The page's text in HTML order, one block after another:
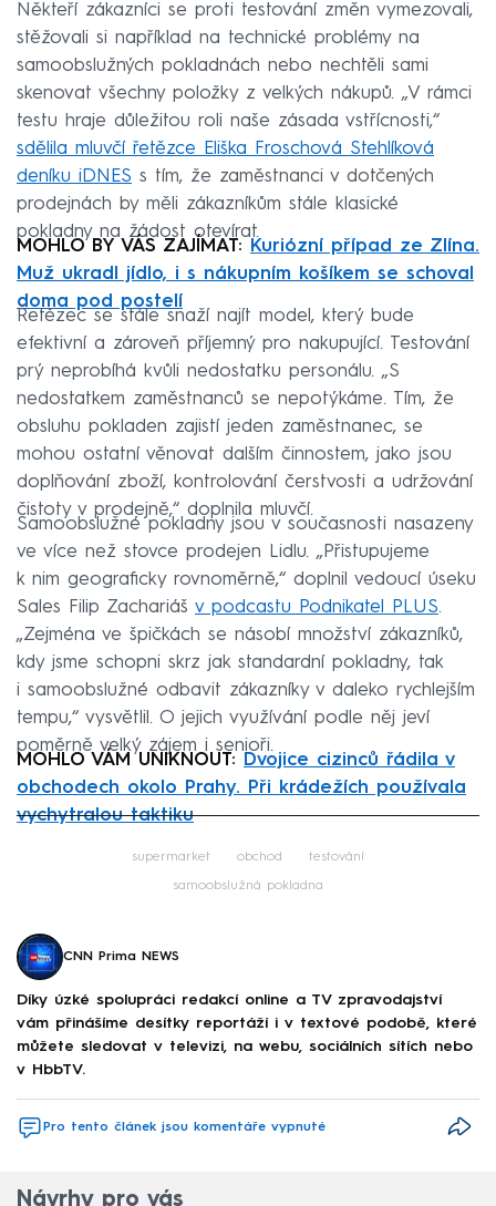
Někteří zákazníci se proti testování změn vymezovali,
stěžovali si například na technické problémy na
samoobslužných pokladnách nebo nechtěli sami
skenovat všechny položky z velkých nákupů. „V rámci
testu hraje důležitou roli naše zásada vstřícnosti,“
sdělila mluvčí řetězce Eliška Froschová Stehlíková
deníku iDNES s tím, že zaměstnanci v dotčených
prodejnách by měli zákazníkům stále klasické
pokladny na žádost otevírat.
MOHLO BY VÁS ZAJÍMAT: Kuriózní případ ze Zlína.
Muž ukradl jídlo, i s nákupním košíkem se schoval
doma pod postelí
Řetězec se stále snaží najít model, který bude
efektivní a zároveň příjemný pro nakupující. Testování
prý neprobíhá kvůli nedostatku personálu. „S
nedostatkem zaměstnanců se nepotýkáme. Tím, že
obsluhu pokladen zajistí jeden zaměstnanec, se
mohou ostatní věnovat dalším činnostem, jako jsou
doplňování zboží, kontrolování čerstvosti a udržování
čistoty v prodejně,“ doplnila mluvčí.
Samoobslužné pokladny jsou v současnosti nasazeny
ve více než stovce prodejen Lidlu. „Přistupujeme
k nim geograficky rovnoměrně,“ doplnil vedoucí úseku
Sales Filip Zachariáš v podcastu Podnikatel PLUS.
„Zejména ve špičkách se násobí množství zákazníků,
kdy jsme schopni skrz jak standardní pokladny, tak
i samoobslužné odbavit zákazníky v daleko rychlejším
tempu,“ vysvětlil. O jejich využívání podle něj jeví
poměrně velký zájem i senioři.
MOHLO VÁM UNIKNOUT: Dvojice cizinců řádila v
obchodech okolo Prahy. Při krádežích používala
vychytralou taktiku
supermarket obchod testování
samoobslužná pokladna
CNN Prima NEWS
Díky úzké spolupráci redakcí online a TV zpravodajství
vám přinášíme desítky reportáží i v textové podobě, které
můžete sledovat v televizi, na webu, sociálních sítích nebo
v HbbTV.
Pro tento článek jsou komentáře vypnuté
Návrhy pro vás